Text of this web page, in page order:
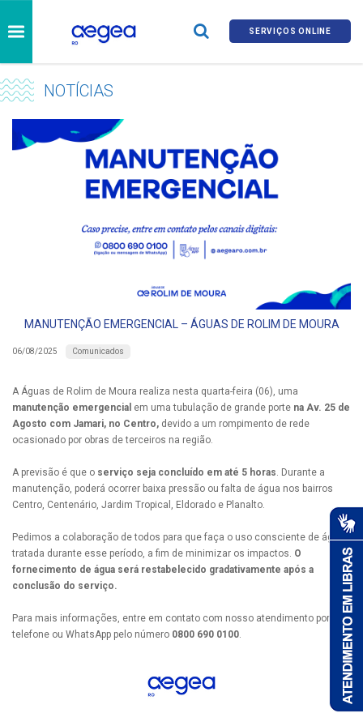
SERVIÇOS ONLINE
NOTÍCIAS
MANUTENÇÃO EMERGENCIAL – ÁGUAS DE ROLIM DE MOURA
06/08/2025 Comunicados
A Águas de Rolim de Moura realiza nesta quarta-feira (06), uma
manutenção emergencial em uma tubulação de grande porte na Av. 25 de
Agosto com Jamari, no Centro, devido a um rompimento de rede
ocasionado por obras de terceiros na região.
A previsão é que o serviço seja concluído em até 5 horas. Durante a
manutenção, poderá ocorrer baixa pressão ou falta de água nos bairros
Centro, Centenário, Jardim Tropical, Eldorado e Planalto.
Pedimos a colaboração de todos para que faça o uso consciente de água
tratada durante esse período, a fim de minimizar os impactos. O
fornecimento de água será restabelecido gradativamente após a
conclusão do serviço.
Para mais informações, entre em contato com nosso atendimento por
telefone ou WhatsApp pelo número 0800 690 0100.